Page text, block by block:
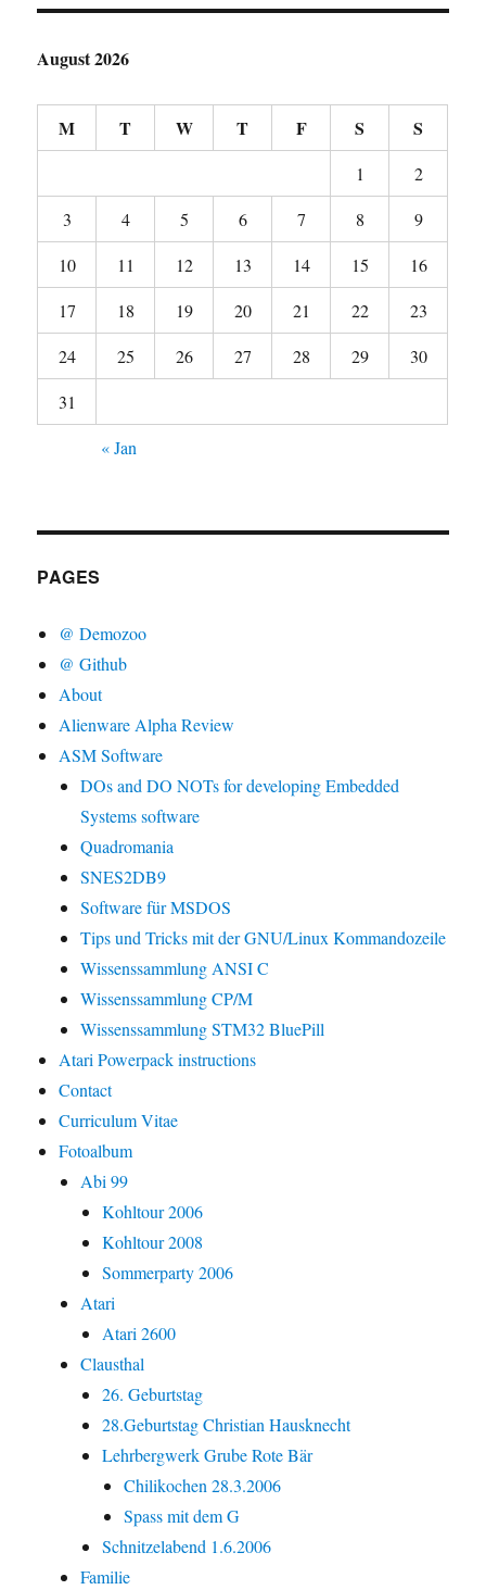
August 2026
M T W T F S S
1
2
3
4 5 6 7 8
9
10
11 12 13 14 15
16
17
18 19 20 21 22
23
24
25 26 27 28 29
30
31
« Jan
PAGES
@ Demozoo
@ Github
About
Alienware Alpha Review
ASM Software
DOs and DO NOTs for developing Embedded
Systems software
Quadromania
SNES2DB9
Software für MSDOS
Tips und Tricks mit der GNU/Linux Kommandozeile
Wissenssammlung ANSI C
Wissenssammlung CP/M
Wissenssammlung STM32 BluePill
Atari Powerpack instructions
Contact
Curriculum Vitae
Fotoalbum
Abi 99
Kohltour 2006
Kohltour 2008
Sommerparty 2006
Atari
Atari 2600
Clausthal
26. Geburtstag
28.Geburtstag Christian Hausknecht
Lehrbergwerk Grube Rote Bär
Chilikochen 28.3.2006
Spass mit dem G
Schnitzelabend 1.6.2006
Familie